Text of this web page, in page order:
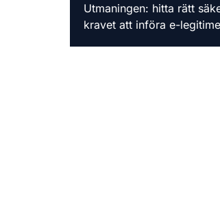
Utmaningen: hitta rätt
kravet att införa e-